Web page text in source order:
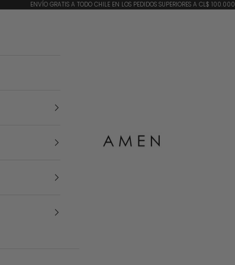
ENVÍO GRATIS A TODO CHILE EN LOS PEDIDOS SUPERIORES A CL$ 100.000
AMEN